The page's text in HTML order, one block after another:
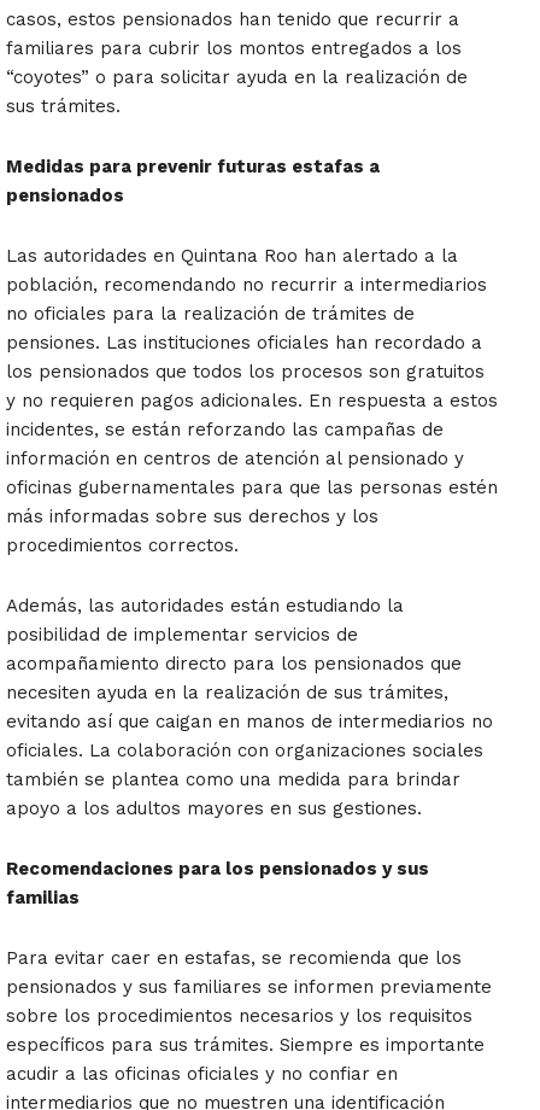
casos, estos pensionados han tenido que recurrir a
familiares para cubrir los montos entregados a los
“coyotes” o para solicitar ayuda en la realización de
sus trámites.
Medidas para prevenir futuras estafas a
pensionados
Las autoridades en Quintana Roo han alertado a la
población, recomendando no recurrir a intermediarios
no oficiales para la realización de trámites de
pensiones. Las instituciones oficiales han recordado a
los pensionados que todos los procesos son gratuitos
y no requieren pagos adicionales. En respuesta a estos
incidentes, se están reforzando las campañas de
información en centros de atención al pensionado y
oficinas gubernamentales para que las personas estén
más informadas sobre sus derechos y los
procedimientos correctos.
Además, las autoridades están estudiando la
posibilidad de implementar servicios de
acompañamiento directo para los pensionados que
necesiten ayuda en la realización de sus trámites,
evitando así que caigan en manos de intermediarios no
oficiales. La colaboración con organizaciones sociales
también se plantea como una medida para brindar
apoyo a los adultos mayores en sus gestiones.
Recomendaciones para los pensionados y sus
familias
Para evitar caer en estafas, se recomienda que los
pensionados y sus familiares se informen previamente
sobre los procedimientos necesarios y los requisitos
específicos para sus trámites. Siempre es importante
acudir a las oficinas oficiales y no confiar en
intermediarios que no muestren una identificación